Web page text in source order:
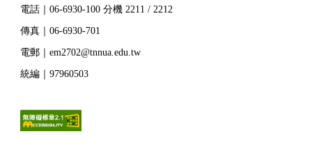
電話｜06-6930-100 分機 2211 / 2212
傳真｜06-6930-701
電郵｜em2702@tnnua.edu.tw
統編｜97960503